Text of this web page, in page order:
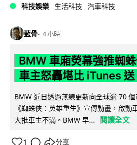
科技娛樂 生活科技 汽車科技
藍骨 4 小時
BMW 車廂熒幕強推蜘
車主怒轟堪比 iTunes
BMW 近日透過無線更新向全球逾 70
《蜘蛛俠：英雄重生》宣傳動畫，啟動
大批車主不滿。BMW 早...
閱讀全文
1 分享